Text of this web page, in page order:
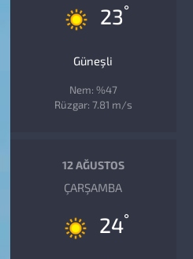
23°
Güneşli
Nem: %47
Rüzgar: 7.81 m/s
12 AĞUSTOS
ÇARŞAMBA
24°